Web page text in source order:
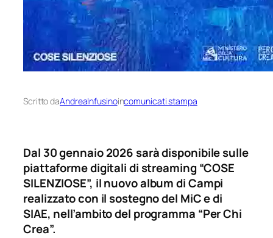
Scritto daAndreaInfusinoincomunicati stampa
Dal 30 gennaio 2026 sarà disponibile sulle
piattaforme digitali di streaming “COSE
SILENZIOSE”, il nuovo album di Campi
realizzato con il sostegno del MiC e di
SIAE, nell’ambito del programma “Per Chi
Crea”.